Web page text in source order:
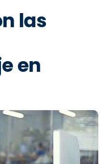
las
en